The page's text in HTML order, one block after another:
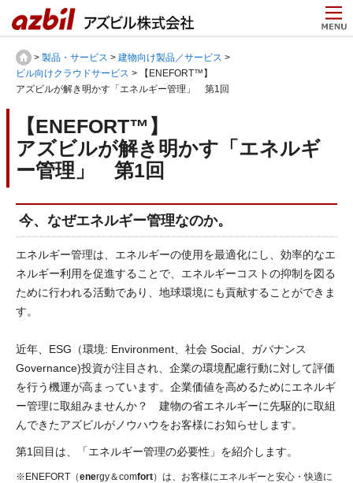
> 製品・サービス > 建物向け製品／サービス >
ビル向けクラウドサービス > 【ENEFORT™】
アズビルが解き明かす「エネルギー管理」 第1回
【ENEFORT™】
アズビルが解き明かす「エネルギ
ー管理」 第1回
今、なぜエネルギー管理なのか。
エネルギー管理は、エネルギーの使用を最適化にし、効率的なエ
ネルギー利用を促進することで、エネルギーコストの抑制を図る
ために行われる活動であり、地球環境にも貢献することができま
す。
近年、ESG（環境: Environment、社会 Social、ガバナンス
Governance)投資が注目され、企業の環境配慮行動に対して評価
を行う機運が高まっています。企業価値を高めるためにエネルギ
ー管理に取組みませんか？ 建物の省エネルギーに先駆的に取組
んできたアズビルがノウハウをお客様にお知らせします。
第1回目は、「エネルギー管理の必要性」を紹介します。
※ENEFORT（energy＆comfort）は、お客様にエネルギーと安心・快適に